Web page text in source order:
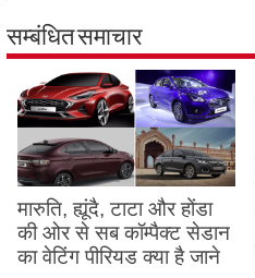
सम्बंधित समाचार
मारुति, ह्यूंदै, टाटा और होंडा
की ओर से सब कॉम्पैक्ट सेडान
का वेटिंग पीरियड क्या है जाने